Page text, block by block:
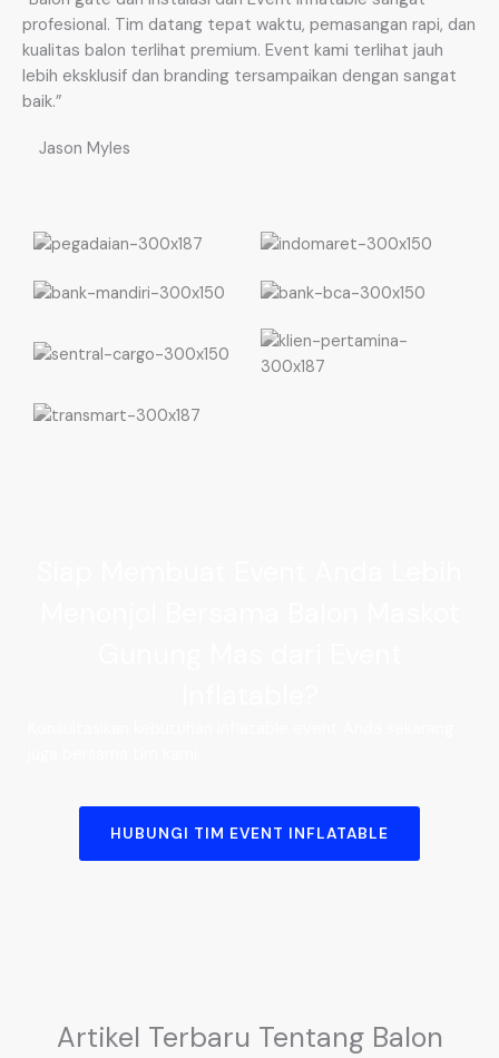
profesional. Tim datang tepat waktu, pemasangan rapi, dan
kualitas balon terlihat premium. Event kami terlihat jauh
lebih eksklusif dan branding tersampaikan dengan sangat
baik.”
Jason Myles
HUBUNGI TIM EVENT INFLATABLE
Artikel Terbaru Tentang Balon